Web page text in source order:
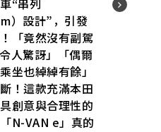
雙門跑車」全球首發後，引
起超級熱烈回響！
許多人表示：「對開式車門
存在感超強」、「內裝豪華
到不可思議！」等好評不斷
而車頂上那項「突破性的功
能」也成為焦點，讓這台
「LS Coupe Concept」受